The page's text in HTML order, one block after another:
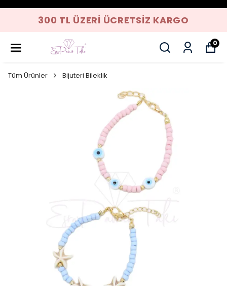
300 TL ÜZERI ÜCRETSIZ KARGO
0
Tüm Ürünler Bijuteri Bileklik